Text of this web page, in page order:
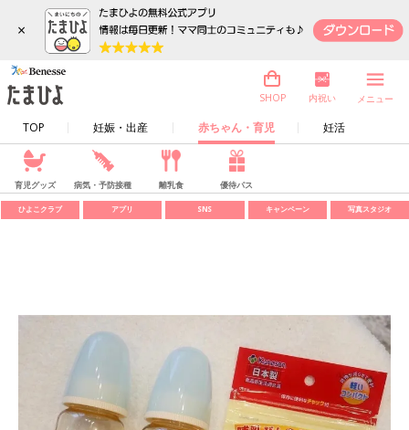
×
TOP 妊娠・出産 赤ちゃん・育児 妊活
SHOP 内祝い メニュー
育児グッズ 病気・予防接種 離乳食 優待パス
ひよこクラブ アプリ SNS キャンペーン 写真スタジオ